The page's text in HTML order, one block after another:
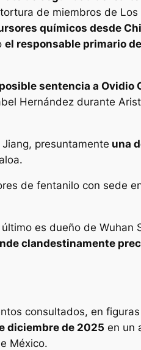
de miembros de Los
químicos desde
el responsable primario
sentencia a Ovidio
Hernández durante
presuntamente una
de fentanilo con sede
es dueño de Wuhan
clandestinamente
consultados, en
diciembre de 2025 en un
México.